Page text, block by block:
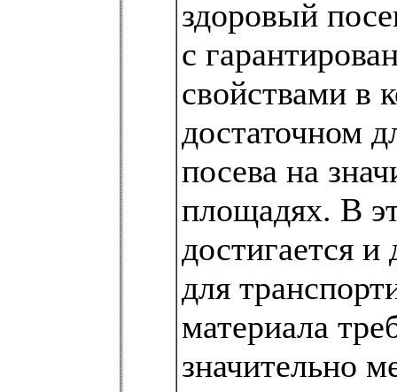
здоровый
с
свойствами в
достаточном
посева на
площадях. В
достигается
для
материала
значительно